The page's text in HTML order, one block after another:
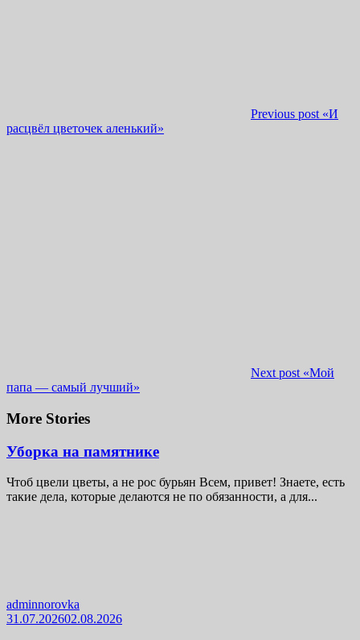
Previous post «И
расцвёл цветочек аленький»
Next post «Мой
папа — самый лучший»
More Stories
Уборка на памятнике
Чтоб цвели цветы, а не рос бурьян Всем, привет! Знаете, есть
такие дела, которые делаются не по обязанности, а для...
adminnorovka
31.07.202602.08.2026